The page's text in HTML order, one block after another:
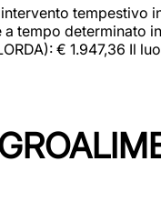
tempo
€ 1.947,36 Il